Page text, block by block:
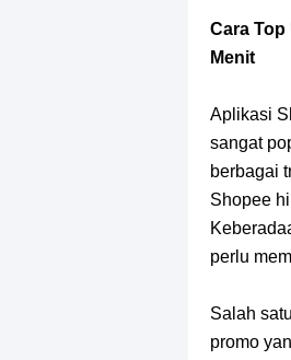
Resep
Arti
Cara
7
7
7
Cara Top
Menit
Aplikasi
sangat
berbagai
Shopee
perlu
Salah
promo